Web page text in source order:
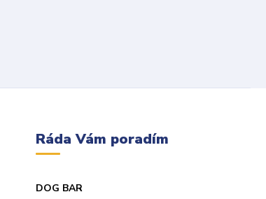
Ráda Vám poradím
DOG BAR